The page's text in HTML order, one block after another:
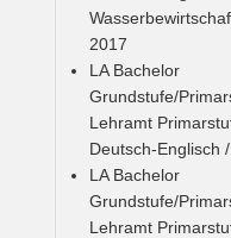
2017
LA Bachelor
Grundstufe/
Lehramt
Deutsch-Englisch
LA Bachelor
Grundstufe/
Lehramt